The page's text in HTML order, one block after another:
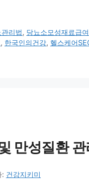
리법, 당뇨소모성재료급여
, 한국인의건강, 헬스케어
만성질환
: 건강지키미